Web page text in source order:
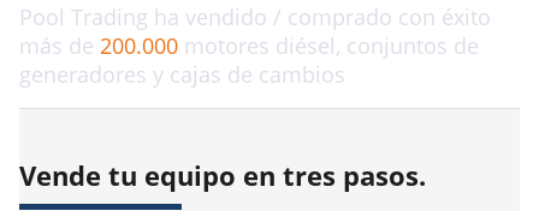
Pool Trading ha vendido / comprado con éxito
más de 200.000 motores diésel, conjuntos de
generadores y cajas de cambios
Vende tu equipo en tres pasos.